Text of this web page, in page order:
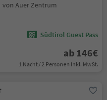
von Auer Zentrum
Südtirol Guest Pass
ab 146€
1 Nacht / 2 Personen Inkl. MwSt.